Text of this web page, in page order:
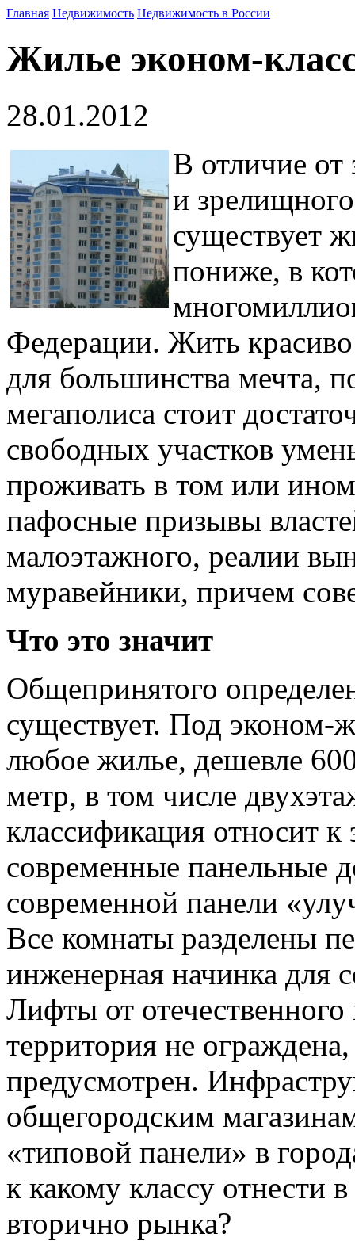
Главная Недвижимость Недвижимость в России
Жилье эконом-
28.01.2012
В отличие от
и
существует
пониже, в
Федерации. Жить
для большинства мечта,
мегаполиса стоит
свободных участков
проживать в том или
пафосные призывы
малоэтажного, реалии
муравейники, причем
Что это значит
Общепринятого
существует. Под эконом-
любое жилье, дешевле
метр, в том числе
классификация относит
современные панельные
современной панели
Все комнаты разделены
инженерная начинка для
Лифты от
территория не
предусмотрен.
общегородским
«типовой панели» в
к какому классу отнести
вторично рынка?